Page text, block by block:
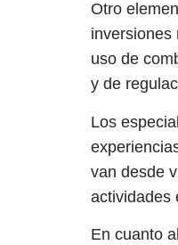
Otro
inversiones
uso de
y de
Los
van desde
actividades
En cuanto